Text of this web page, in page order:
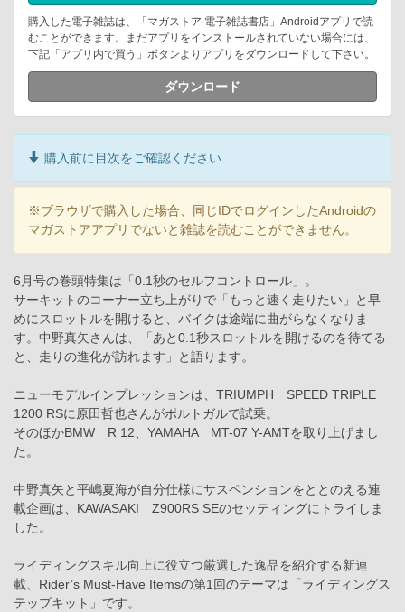
購入した電子雑誌は、「マガストア 電子雑誌書店」Androidアプリで読
むことができます。まだアプリをインストールされていない場合には、
下記「アプリ内で買う」ボタンよりアプリをダウンロードして下さい。
ダウンロード
購入前に目次をご確認ください
※ブラウザで購入した場合、同じIDでログインしたAndroidの
マガストアアプリでないと雑誌を読むことができません。
6月号の巻頭特集は「0.1秒のセルフコントロール」。
サーキットのコーナー立ち上がりで「もっと速く走りたい」と早
めにスロットルを開けると、バイクは途端に曲がらなくなりま
す。中野真矢さんは、「あと0.1秒スロットルを開けるのを待てる
と、走りの進化が訪れます」と語ります。
ニューモデルインプレッションは、TRIUMPH SPEED TRIPLE
1200 RSに原田哲也さんがポルトガルで試乗。
そのほかBMW R 12、YAMAHA MT-07 Y-AMTを取り上げまし
た。
中野真矢と平嶋夏海が自分仕様にサスペンションをととのえる連
載企画は、KAWASAKI Z900RS SEのセッティングにトライしま
した。
ライディングスキル向上に役立つ厳選した逸品を紹介する新連
載、Rider’s Must-Have Itemsの第1回のテーマは「ライディングス
テップキット」です。